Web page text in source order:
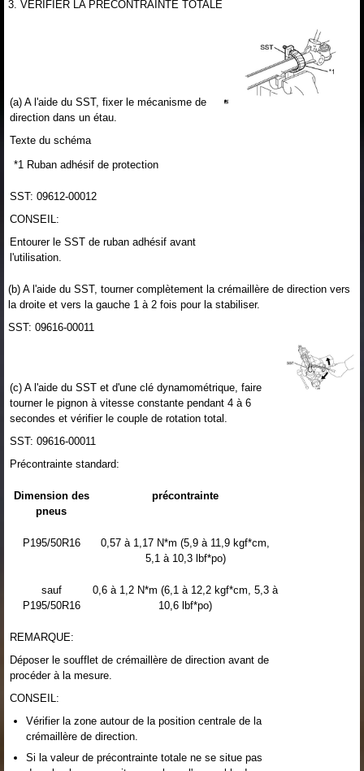
3. VERIFIER LA PRECONTRAINTE TOTALE
(a) A l'aide du SST, fixer le mécanisme de
direction dans un étau.
Texte du schéma
*1 Ruban adhésif de protection
SST: 09612-00012
CONSEIL:
Entourer le SST de ruban adhésif avant
l'utilisation.
(b) A l'aide du SST, tourner complètement la crémaillère de direction vers
la droite et vers la gauche 1 à 2 fois pour la stabiliser.
SST: 09616-00011
(c) A l'aide du SST et d'une clé dynamométrique, faire
tourner le pignon à vitesse constante pendant 4 à 6
secondes et vérifier le couple de rotation total.
SST: 09616-00011
Précontrainte standard:
Dimension des
pneus
précontrainte
P195/50R16
0,57 à 1,17 N*m (5,9 à 11,9 kgf*cm,
5,1 à 10,3 lbf*po)
sauf
P195/50R16
0,6 à 1,2 N*m (6,1 à 12,2 kgf*cm, 5,3 à
10,6 lbf*po)
REMARQUE:
Déposer le soufflet de crémaillère de direction avant de
procéder à la mesure.
CONSEIL:
Vérifier la zone autour de la position centrale de la
crémaillère de direction.
Si la valeur de précontrainte totale ne se situe pas